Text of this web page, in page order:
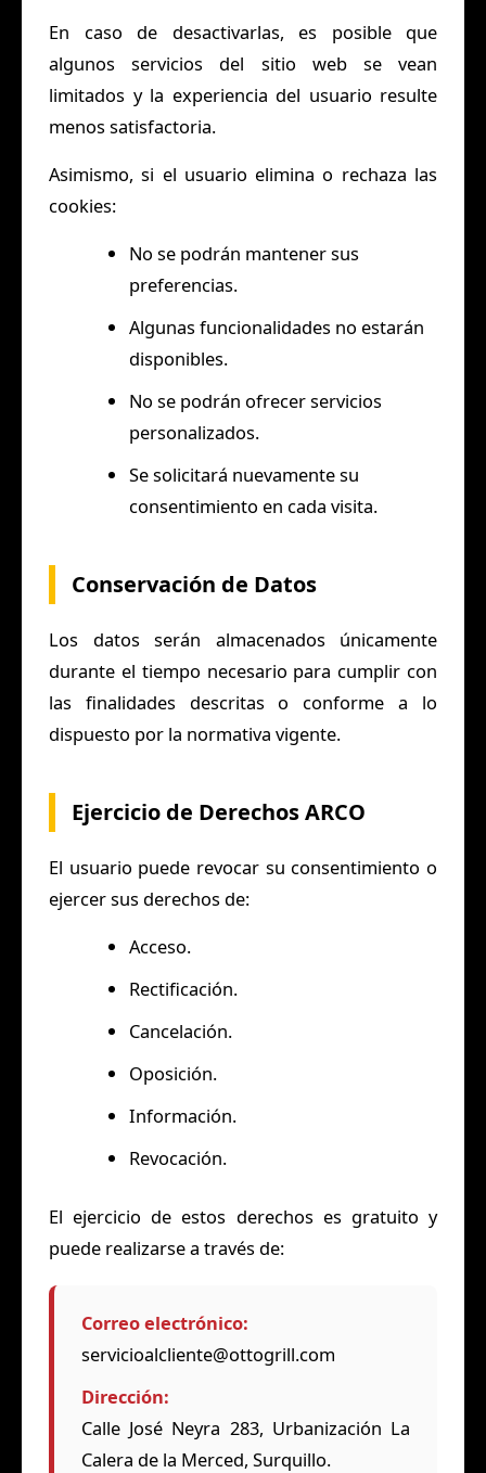
En caso de desactivarlas, es posible que
algunos servicios del sitio web se vean
limitados y la experiencia del usuario resulte
menos satisfactoria.
Asimismo, si el usuario elimina o rechaza las
cookies:
No se podrán mantener sus
preferencias.
Algunas funcionalidades no estarán
disponibles.
No se podrán ofrecer servicios
personalizados.
Se solicitará nuevamente su
consentimiento en cada visita.
Conservación de Datos
Los datos serán almacenados únicamente
durante el tiempo necesario para cumplir con
las finalidades descritas o conforme a lo
dispuesto por la normativa vigente.
Ejercicio de Derechos ARCO
El usuario puede revocar su consentimiento o
ejercer sus derechos de:
Acceso.
Rectificación.
Cancelación.
Oposición.
Información.
Revocación.
El ejercicio de estos derechos es gratuito y
puede realizarse a través de:
Correo electrónico:
servicioalcliente@ottogrill.com
Dirección:
Calle José Neyra 283, Urbanización La
Calera de la Merced, Surquillo.